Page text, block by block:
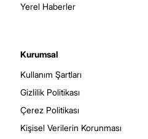
Yerel Haberler
Kurumsal
Kullanım Şartları
Gizlilik Politikası
Çerez Politikası
Kişisel Verilerin Korunması